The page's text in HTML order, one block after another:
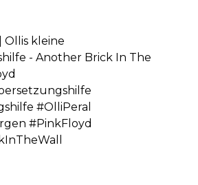
Ollis kleine
- Another Brick In The
#OlliPeral
#PinkFloyd